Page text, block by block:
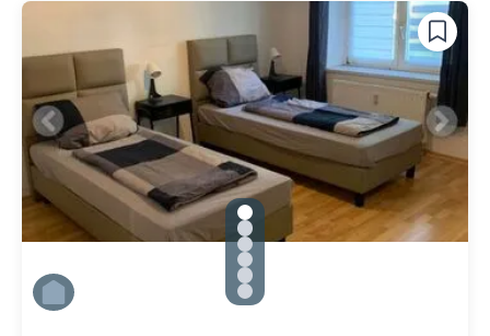
gallery.slide_selector
Zu Slide 1 wechseln
Zu Slide 2 wechseln
Zu Slide 3 wechseln
Zu Slide 4 wechseln
Zu Slide 5 wechseln
Zu Slide 6 wechseln